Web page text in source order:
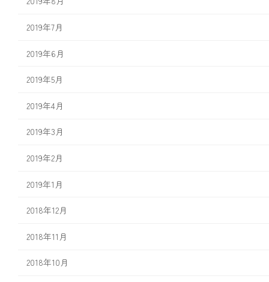
2019年7月
2019年6月
2019年5月
2019年4月
2019年3月
2019年2月
2019年1月
2018年12月
2018年11月
2018年10月